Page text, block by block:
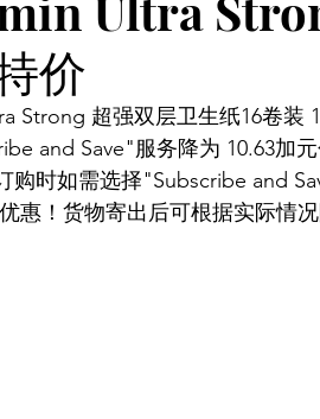
价
Strong 超强双层卫生纸16卷装
and Save"服务降为 10.63加元
购时如需选择"Subscribe and
惠！货物寄出后可根据实际情